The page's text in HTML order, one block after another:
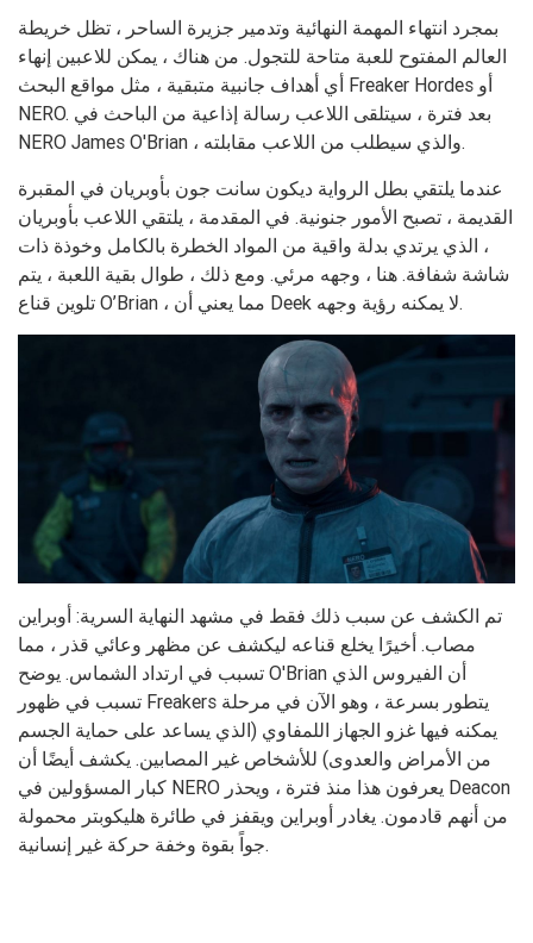
بمجرد انتهاء المهمة النهائية وتدمير جزيرة الساحر ، تظل خريطة
العالم المفتوح للعبة متاحة للتجول. من هناك ، يمكن للاعبين إنهاء
أي أهداف جانبية متبقية ، مثل مواقع البحث Freaker Hordes أو
NERO. بعد فترة ، سيتلقى اللاعب رسالة إذاعية من الباحث في
NERO James O'Brian ، والذي سيطلب من اللاعب مقابلته.
عندما يلتقي بطل الرواية ديكون سانت جون بأوبريان في المقبرة
القديمة ، تصبح الأمور جنونية. في المقدمة ، يلتقي اللاعب بأوبريان
، الذي يرتدي بدلة واقية من المواد الخطرة بالكامل وخوذة ذات
شاشة شفافة. هنا ، وجهه مرئي. ومع ذلك ، طوال بقية اللعبة ، يتم
تلوين قناع O’Brian ، مما يعني أن Deek لا يمكنه رؤية وجهه.
تم الكشف عن سبب ذلك فقط في مشهد النهاية السرية: أوبراين
مصاب. أخيرًا يخلع قناعه ليكشف عن مظهر وعائي قذر ، مما
تسبب في ارتداد الشماس. يوضح O'Brian أن الفيروس الذي
تسبب في ظهور Freakers يتطور بسرعة ، وهو الآن في مرحلة
يمكنه فيها غزو الجهاز اللمفاوي (الذي يساعد على حماية الجسم
من الأمراض والعدوى) للأشخاص غير المصابين. يكشف أيضًا أن
كبار المسؤولين في NERO يعرفون هذا منذ فترة ، ويحذر Deacon
من أنهم قادمون. يغادر أوبراين ويقفز في طائرة هليكوبتر محمولة
جواً بقوة وخفة حركة غير إنسانية.